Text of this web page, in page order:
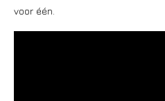
voor één.